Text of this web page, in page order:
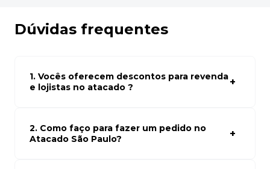
Dúvidas frequentes
1. Vocês oferecem descontos para revenda
e lojistas no atacado ?
atacado empresas e compre com os melhores preços
para seu modelo de negócio
2. Como faço para fazer um pedido no
Atacado São Paulo?